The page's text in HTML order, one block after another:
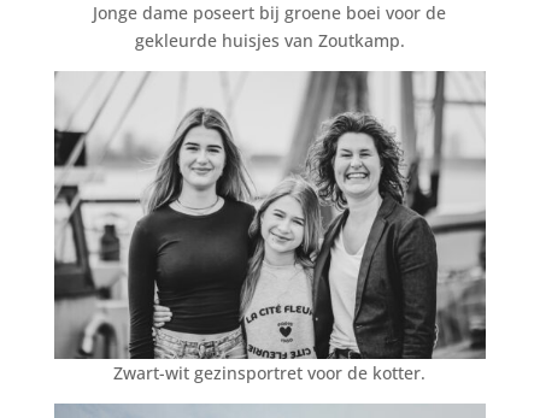
Jonge dame poseert bij groene boei voor de
gekleurde huisjes van Zoutkamp.
Zwart-wit gezinsportret voor de kotter.